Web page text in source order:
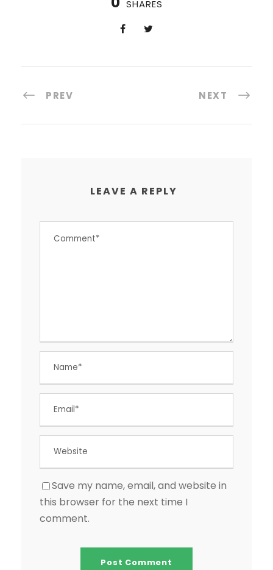
SHARES
PREV NEXT
LEAVE A REPLY
Save my name, email, and website in
this browser for the next time I
comment.